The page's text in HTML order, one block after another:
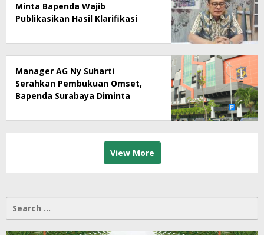
Minta Bapenda Wajib
Publikasikan Hasil Klarifikasi
Pajak
Manager AG Ny Suharti
Serahkan Pembukuan Omset,
Bapenda Surabaya Diminta
View More
Search
for: